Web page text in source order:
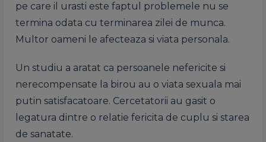
pe care il urasti este faptul problemele nu se
termina odata cu terminarea zilei de munca.
Multor oameni le afecteaza si viata personala.
Un studiu a aratat ca persoanele nefericite si
nerecompensate la birou au o viata sexuala mai
putin satisfacatoare. Cercetatorii au gasit o
legatura dintre o relatie fericita de cuplu si starea
de sanatate.